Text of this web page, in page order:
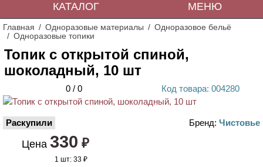
КАТАЛОГ МЕНЮ
Главная Одноразовые материалы
Одноразовое бельё
Одноразовые топики
Топик с открытой спиной,
шоколадный, 10 шт
0 / 0 Код товара: 004280
Раскупили Бренд: Чистовье
Цена 330 ₽
1 шт:33 ₽